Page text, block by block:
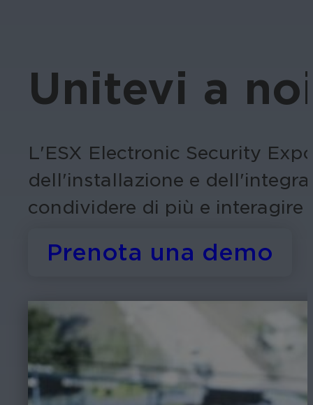
Unitevi a
L'ESX Electronic Security
dell'installazione e
condividere di più e interagire
Prenota una demo